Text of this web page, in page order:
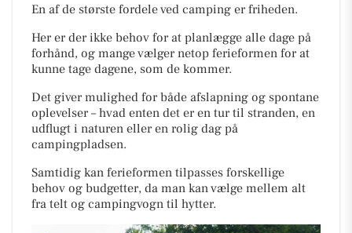
En af de største fordele ved camping er friheden.
Her er der ikke behov for at planlægge alle dage på
forhånd, og mange vælger netop ferieformen for at
kunne tage dagene, som de kommer.
Det giver mulighed for både afslapning og spontane
oplevelser – hvad enten det er en tur til stranden, en
udflugt i naturen eller en rolig dag på
campingpladsen.
Samtidig kan ferieformen tilpasses forskellige
behov og budgetter, da man kan vælge mellem alt
fra telt og campingvogn til hytter.